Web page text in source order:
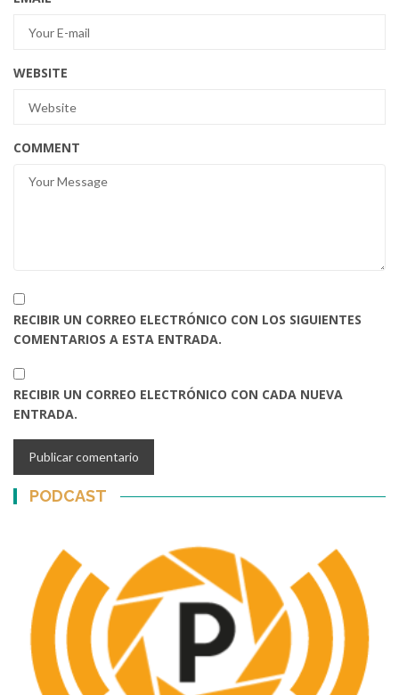
WEBSITE
COMMENT
RECIBIR UN CORREO ELECTRÓNICO CON LOS SIGUIENTES
COMENTARIOS A ESTA ENTRADA.
RECIBIR UN CORREO ELECTRÓNICO CON CADA NUEVA
ENTRADA.
PODCAST